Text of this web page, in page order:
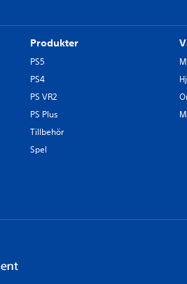
Produkter
PS5
PS4
PS VR2
PS Plus
Tillbehör
Spel